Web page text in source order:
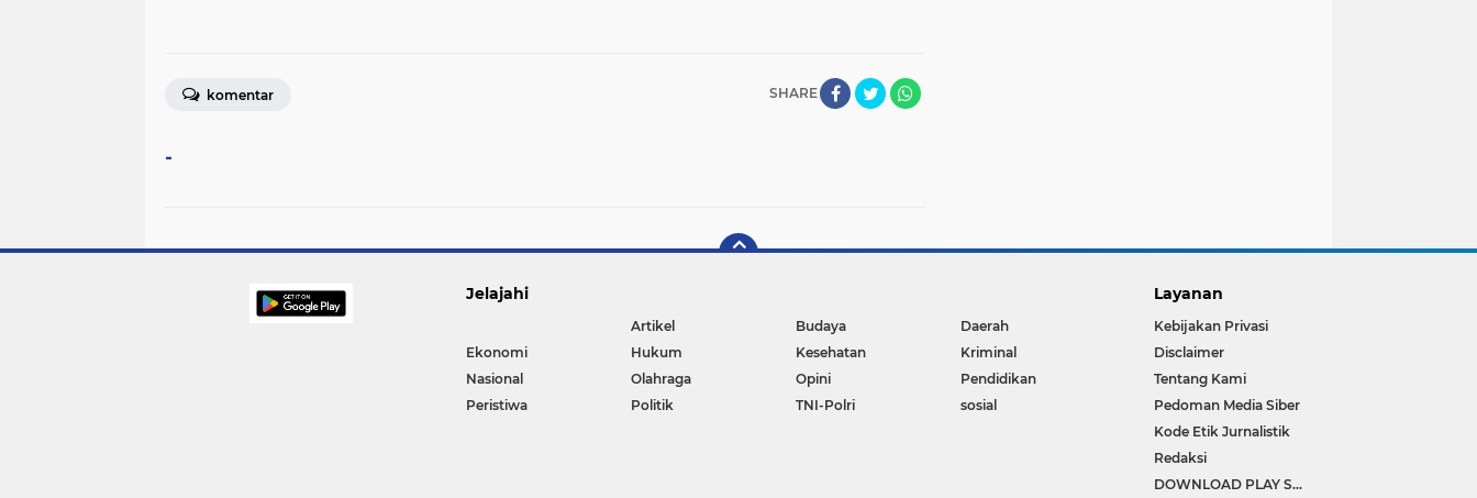
SHARE
komentar
-
Jelajahi
Artikel Budaya
Daerah
Ekonomi
Hukum Kesehatan
Kriminal
Nasional
Olahraga Opini
Pendidikan
Peristiwa
Politik TNI-Polri sosial
Layanan
Kebijakan Privasi
Disclaimer
Tentang Kami
Pedoman Media Siber
Kode Etik Jurnalistik
Redaksi
DOWNLOAD PLAY STORE